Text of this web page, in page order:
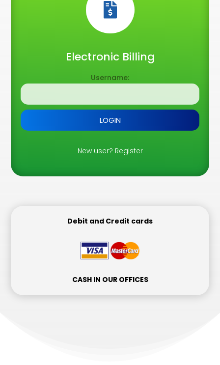

Electronic Billing
Username:
New user? Register
Debit and Credit cards
CASH IN OUR OFFICES